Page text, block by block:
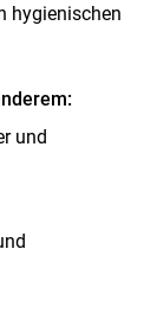
hygienischen
und